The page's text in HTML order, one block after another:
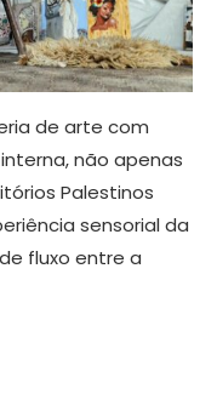
de arte com
não apenas
Palestinos
sensorial da
fluxo entre a